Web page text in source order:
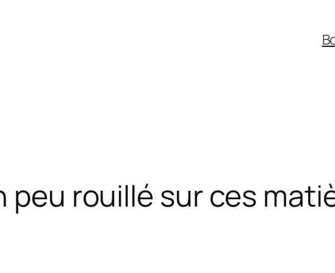
peu rouillé sur ces